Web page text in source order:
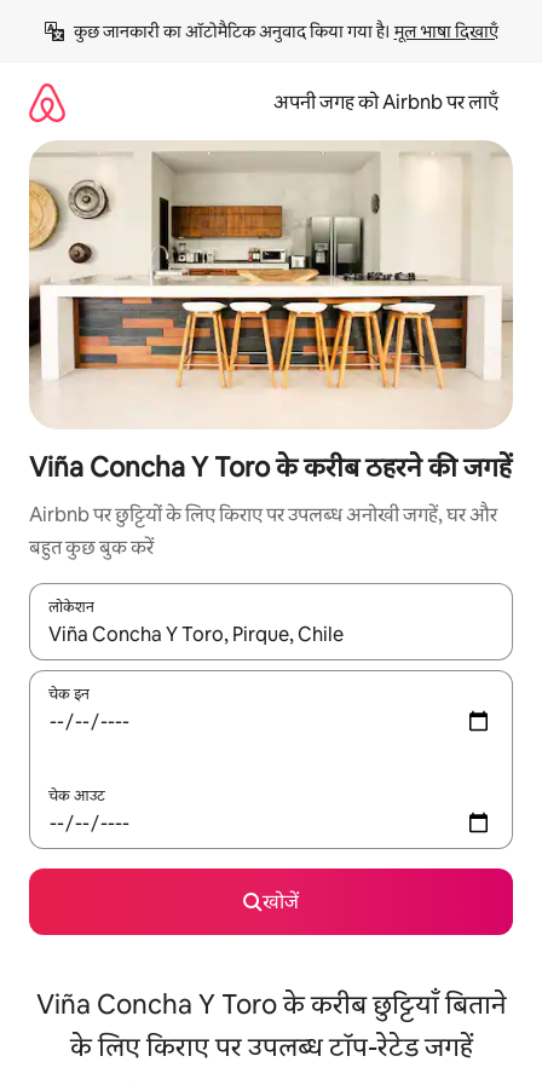
छोड़कर
कॉन्टेंट
कुछ जानकारी का ऑटोमैटिक अनुवाद किया गया है। मूल भाषा दिखाएँ
अपनी जगह को Airbnb पर लाएँ
Viña Concha Y Toro के करीब ठहरने की जगहें
Airbnb पर छुट्टियों के लिए किराए पर उपलब्ध अनोखी जगहें, घर और
बहुत कुछ बुक करें
लोकेशन
नतीजों के उपलब्ध होने पर, अप और डाउन 'ऐरो की' का इस्तेमाल करके नेविगेट
चेक इन
चेक आउट
खोजें
Viña Concha Y Toro के करीब छुट्टियाँ बिताने
के लिए किराए पर उपलब्ध टॉप-रेटेड जगहें